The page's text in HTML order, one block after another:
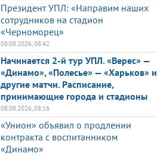
Президент УПЛ: «Направим наших
сотрудников на стадион
«Черноморец»
08.08.2026, 08:42
Начинается 2-й тур УПЛ. «Верес» —
«Динамо», «Полесье» — «Харьков» и
другие матчи. Расписание,
принимающие города и стадионы
08.08.2026, 08:16
«Унион» объявил о продлении
контракта с воспитанником
«Динамо»